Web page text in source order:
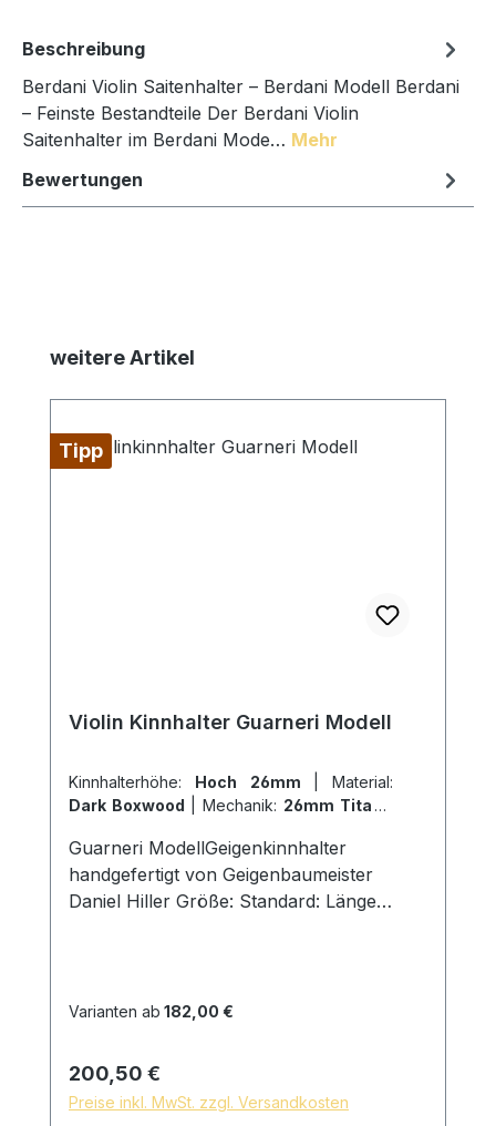
Beschreibung
Berdani Violin Saitenhalter – Berdani Modell Berdani
– Feinste Bestandteile Der Berdani Violin
Saitenhalter im Berdani Mode… Mehr
Bewertungen
Produktgalerie überspringen
weitere Artikel
Tipp
Violin Kinnhalter Guarneri Modell
Kinnhalterhöhe: Hoch 26mm
Material:
Dark Boxwood
Mechanik: 26mm Titan
Guarneri ModellGeigenkinnhalter
handgefertigt von Geigenbaumeister
Daniel Hiller Größe: Standard: Länge
Höhe 19mm Holzarten: Dark Paper
Schrauben: Titan Kinnhalter
Doppelmechanik, Schlossgröße
Varianten ab 182,00 €
Regulärer Preis:
200,50 €
Preise inkl. MwSt. zzgl. Versandkosten